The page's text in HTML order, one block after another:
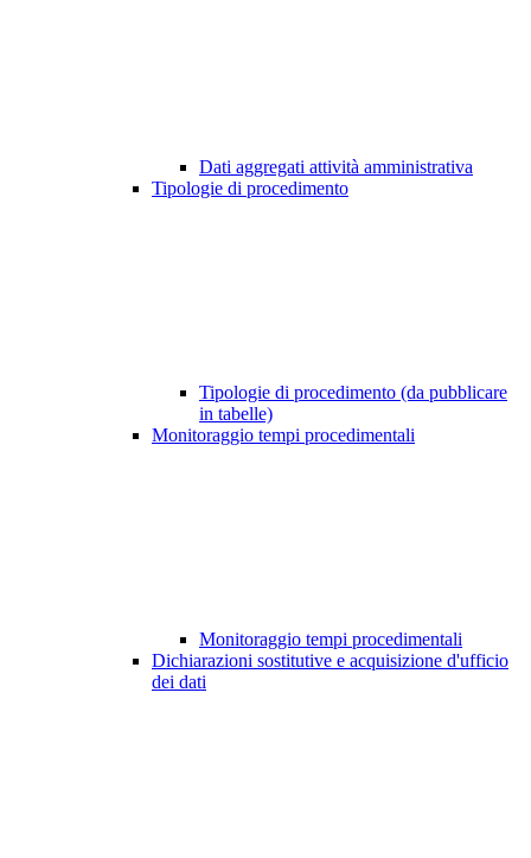
Dati aggregati attività amministrativa
Tipologie di procedimento
Tipologie di procedimento (da pubblicare
in tabelle)
Monitoraggio tempi procedimentali
Monitoraggio tempi procedimentali
Dichiarazioni sostitutive e acquisizione d'ufficio
dei dati